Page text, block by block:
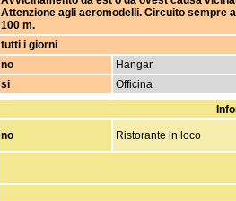
Attenzione agli aeromodelli. Circuito sempre
100 m.
tutti i giorni
no
Hangar
si
Officina
no Ristorante in loco